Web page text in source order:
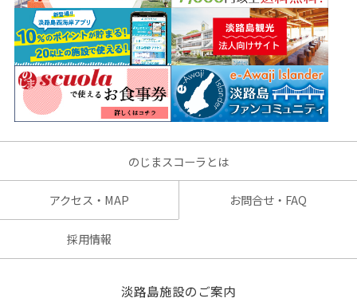
のじまスコーラとは
アクセス・MAP お問合せ・FAQ
採用情報
淡路島施設のご案内